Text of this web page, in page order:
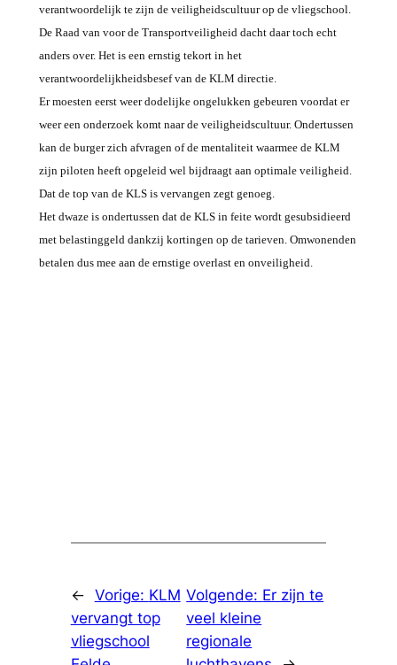
verantwoordelijk te zijn de veiligheidscultuur op de vliegschool.
De Raad van voor de Transportveiligheid dacht daar toch echt
anders over. Het is een ernstig tekort in het
verantwoordelijkheidsbesef van de KLM directie.
Er moesten eerst weer dodelijke ongelukken gebeuren voordat er
weer een onderzoek komt naar de veiligheidscultuur. Ondertussen
kan de burger zich afvragen of de mentaliteit waarmee de KLM
zijn piloten heeft opgeleid wel bijdraagt aan optimale veiligheid.
Dat de top van de KLS is vervangen zegt genoeg.
Het dwaze is ondertussen dat de KLS in feite wordt gesubsidieerd
met belastinggeld dankzij kortingen op de tarieven. Omwonenden
betalen dus mee aan de ernstige overlast en onveiligheid.
← Vorige: KLM
vervangt top
vliegschool
Volgende: Er zijn te
veel kleine
regionale